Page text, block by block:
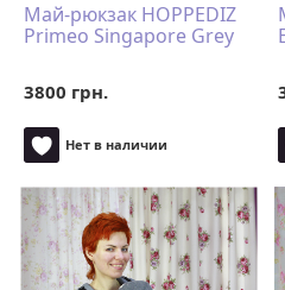
Май-рюкзак HOPPEDIZ
Primeo Singapore Grey
3800 грн.
Нет в наличии